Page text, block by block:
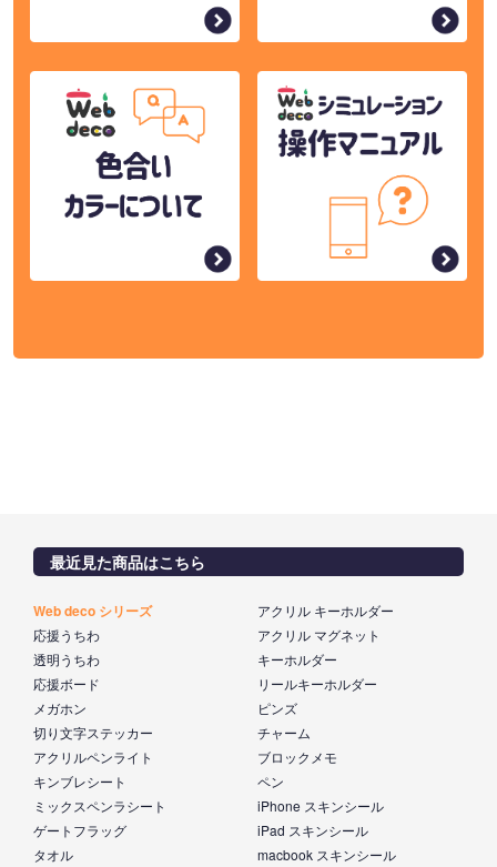
最近見た商品はこちら
Web deco シリーズ
応援うちわ
透明うちわ
応援ボード
メガホン
切り文字ステッカー
アクリルペンライト
キンブレシート
ミックスペンラシート
ゲートフラッグ
タオル
アクリル キーホルダー
アクリル マグネット
キーホルダー
リールキーホルダー
ピンズ
チャーム
ブロックメモ
ペン
iPhone スキンシール
iPad スキンシール
macbook スキンシール